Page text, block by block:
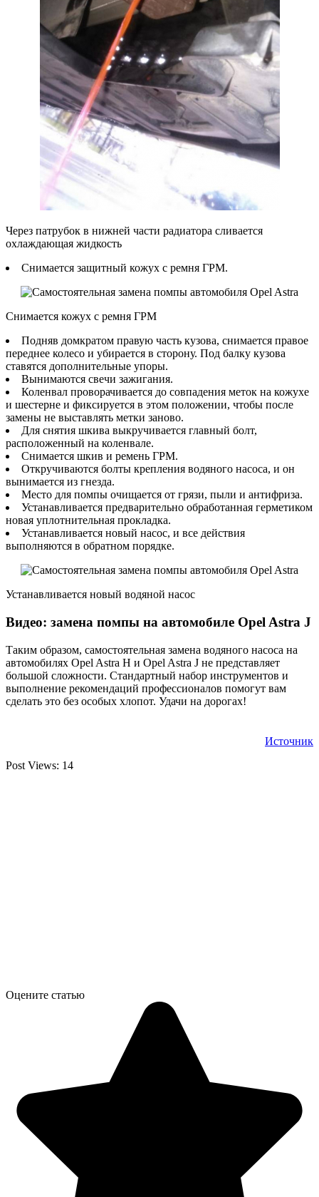
Через патрубок в нижней части радиатора сливается
охлаждающая жидкость
Снимается защитный кожух с ремня ГРМ.
Снимается кожух с ремня ГРМ
Подняв домкратом правую часть кузова, снимается правое
переднее колесо и убирается в сторону. Под балку кузова
ставятся дополнительные упоры.
Вынимаются свечи зажигания.
Коленвал проворачивается до совпадения меток на кожухе
и шестерне и фиксируется в этом положении, чтобы после
замены не выставлять метки заново.
Для снятия шкива выкручивается главный болт,
расположенный на коленвале.
Снимается шкив и ремень ГРМ.
Откручиваются болты крепления водяного насоса, и он
вынимается из гнезда.
Место для помпы очищается от грязи, пыли и антифриза.
Устанавливается предварительно обработанная герметиком
новая уплотнительная прокладка.
Устанавливается новый насос, и все действия
выполняются в обратном порядке.
Устанавливается новый водяной насос
Видео: замена помпы на автомобиле Opel Astra J
Таким образом, самостоятельная замена водяного насоса на
автомобилях Opel Astra H и Opel Astra J не представляет
большой сложности. Стандартный набор инструментов и
выполнение рекомендаций профессионалов помогут вам
сделать это без особых хлопот. Удачи на дорогах!
Источник
Post Views: 14
Оцените статью